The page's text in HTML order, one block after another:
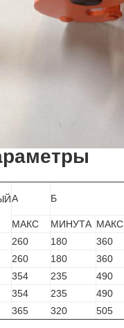
А
Б
МАКС
МИНУТА МАКС
260 180 360
260 180 360
354 235 490
354 235 490
365 320 505